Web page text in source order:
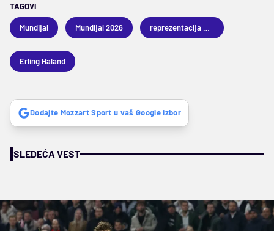
TAGOVI
Mundijal Mundijal 2026
Erling Haland
Dodajte Mozzart Sport u vaš Google izbor
SLEDEĆA VEST